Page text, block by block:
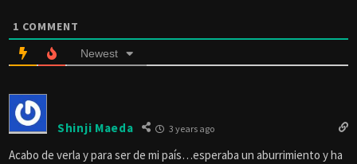
1 COMMENT
Newest
Shinji Maeda 3 years ago
Acabo de verla y para ser de mi país…esperaba un aburrimiento y ha